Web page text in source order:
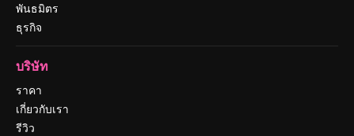
พันธมิตร
ธุรกิจ
บริษัท
ราคา
เกี่ยวกับเรา
รีวิว